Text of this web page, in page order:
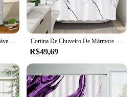
Dinossauro engraçado impermeável Banheiro Cortina, Gato bonito, Folhas Verdes Tecido, Pastel Cortinas Da Porta Do Toalete, Cortina De Mármore Moderno Cortina De Chuveiro De Mármore Texturizado Para Decoração Do Banheiro, Tecido De Poliéster Lavável, Padrão De Arte Natural, Azul e Dourado, Preto e Branco
R$49,69